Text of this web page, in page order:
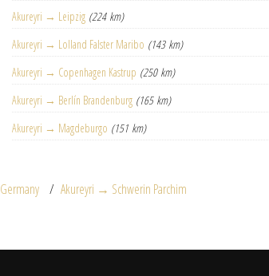
Akureyri → Leipzig (224 km)
Akureyri → Lolland Falster Maribo (143 km)
Akureyri → Copenhagen Kastrup (250 km)
Akureyri → Berlín Brandenburg (165 km)
Akureyri → Magdeburgo (151 km)
Germany Akureyri → Schwerin Parchim